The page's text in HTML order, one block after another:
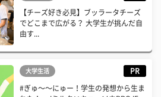
【チーズ好き必見】ブッラータチーズ
でどこまで広がる？ 大学生が挑んだ自
由す...
大学生活 PR
#ぎゅ〜〜にゅー！学生の発想から生ま